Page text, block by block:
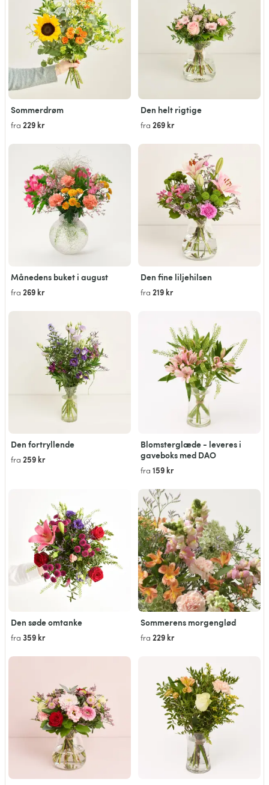
Sommerdrøm
fra 229 kr
Den helt rigtige
fra 269 kr
Månedens buket i august
fra 269 kr
Den fine liljehilsen
fra 219 kr
Den fortryllende
fra 259 kr
Blomsterglæde - leveres i
gaveboks med DAO
fra 159 kr
Den søde omtanke
fra 359 kr
Sommerens morgenglød
fra 229 kr